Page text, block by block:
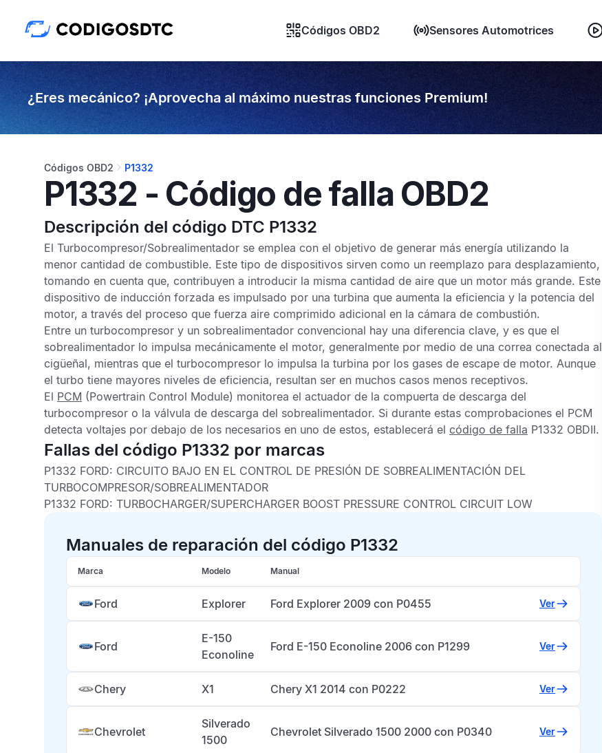
Códigos OBD2 Sensores Automotrices
¿Eres mecánico? ¡Aprovecha al máximo nuestras funciones Premium!
Códigos OBD2 P1332
P1332 - Código de falla OBD2
Descripción del código DTC P1332
El Turbocompresor/Sobrealimentador se emplea con el objetivo de generar más energía utilizando la
menor cantidad de combustible. Este tipo de dispositivos sirven como un reemplazo para desplazamiento,
tomando en cuenta que, contribuyen a introducir la misma cantidad de aire que un motor más grande. Este
dispositivo de inducción forzada es impulsado por una turbina que aumenta la eficiencia y la potencia del
motor, a través del proceso que fuerza aire comprimido adicional en la cámara de combustión.
Entre un turbocompresor y un sobrealimentador convencional hay una diferencia clave, y es que el
sobrealimentador lo impulsa mecánicamente el motor, generalmente por medio de una correa conectada al
cigüeñal, mientras que el turbocompresor lo impulsa la turbina por los gases de escape de motor. Aunque
el turbo tiene mayores niveles de eficiencia, resultan ser en muchos casos menos receptivos.
El PCM (Powertrain Control Module) monitorea el actuador de la compuerta de descarga del
turbocompresor o la válvula de descarga del sobrealimentador. Si durante estas comprobaciones el PCM
detecta voltajes por debajo de los necesarios en uno de estos, establecerá el código de falla P1332 OBDII.
Fallas del código P1332 por marcas
P1332 FORD: CIRCUITO BAJO EN EL CONTROL DE PRESIÓN DE SOBREALIMENTACIÓN DEL
TURBOCOMPRESOR/SOBREALIMENTADOR
P1332 FORD: TURBOCHARGER/SUPERCHARGER BOOST PRESSURE CONTROL CIRCUIT LOW
Manuales de reparación del código P1332
Marca Modelo Manual
Ford Explorer Ford Explorer 2009 con P0455 Ver
Ford
E-150
Econoline
Ford E-150 Econoline 2006 con P1299 Ver
Chery X1 Chery X1 2014 con P0222 Ver
Chevrolet
Silverado
1500
Chevrolet Silverado 1500 2000 con P0340 Ver